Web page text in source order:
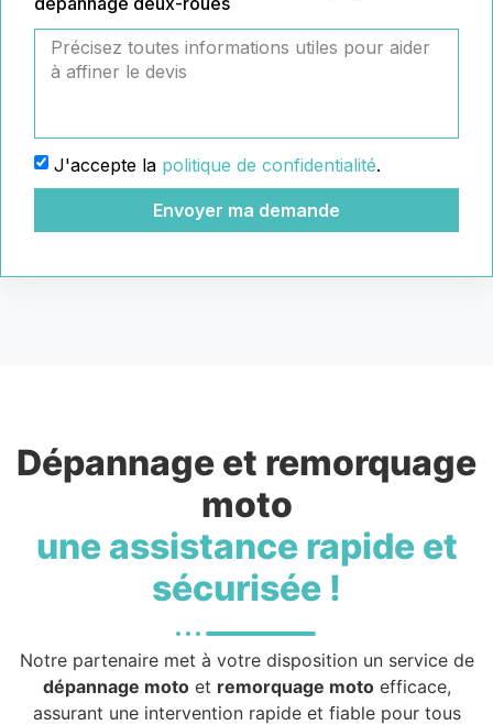
J'accepte la politique de confidentialité.
Envoyer ma demande
Dépannage et remorquage
moto
une assistance rapide et
sécurisée !
Notre partenaire met à votre disposition un service de
dépannage motoet remorquage motoefficace,
assurant une intervention rapide et fiable pour tous